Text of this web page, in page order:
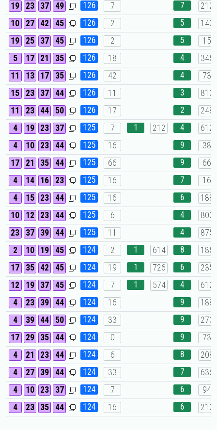
19
23 37 49 126 7 7
212
10
27 42 45 126 2 5
142
19
25 37 45 126 2 5
15
5
17 21 35 126 18 4
345
11
13 17 35 126 42 4
73
15
23 37 44 126 11 3
810
11
23 44 50 126 17 2
248
4
19 23 37 125 7 1 212 4
612
4
10 23 44 125 16 9
38
17
21 35 44 125 66 9
66
4
14 16 23 125 16 7
16
4
15 23 44 125 16 6
188
10
12 23 44 125 6 4
802
23
37 39 44 125 11 4
875
2
10 19 45 124 2 1 614 8
185
17
35 42 45 124 19 1 726 6
235
12
19 37 45 124 7 1 574 4
612
4
23 39 44 124 16 9
188
4
39 44 50 124 33 9
270
17
29 35 44 124 0 9
73
4
21 23 44 124 6 8
208
4
27 39 44 124 33 7
636
4
10 23 37 124 7 6
94
4
23 35 44 124 16 6 212